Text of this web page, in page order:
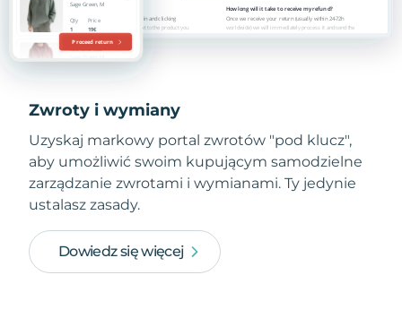
Zwroty i wymiany
Uzyskaj markowy portal zwrotów "pod klucz",
aby umożliwić swoim kupującym samodzielne
zarządzanie zwrotami i wymianami. Ty jedynie
ustalasz zasady.
Dowiedz się więcej